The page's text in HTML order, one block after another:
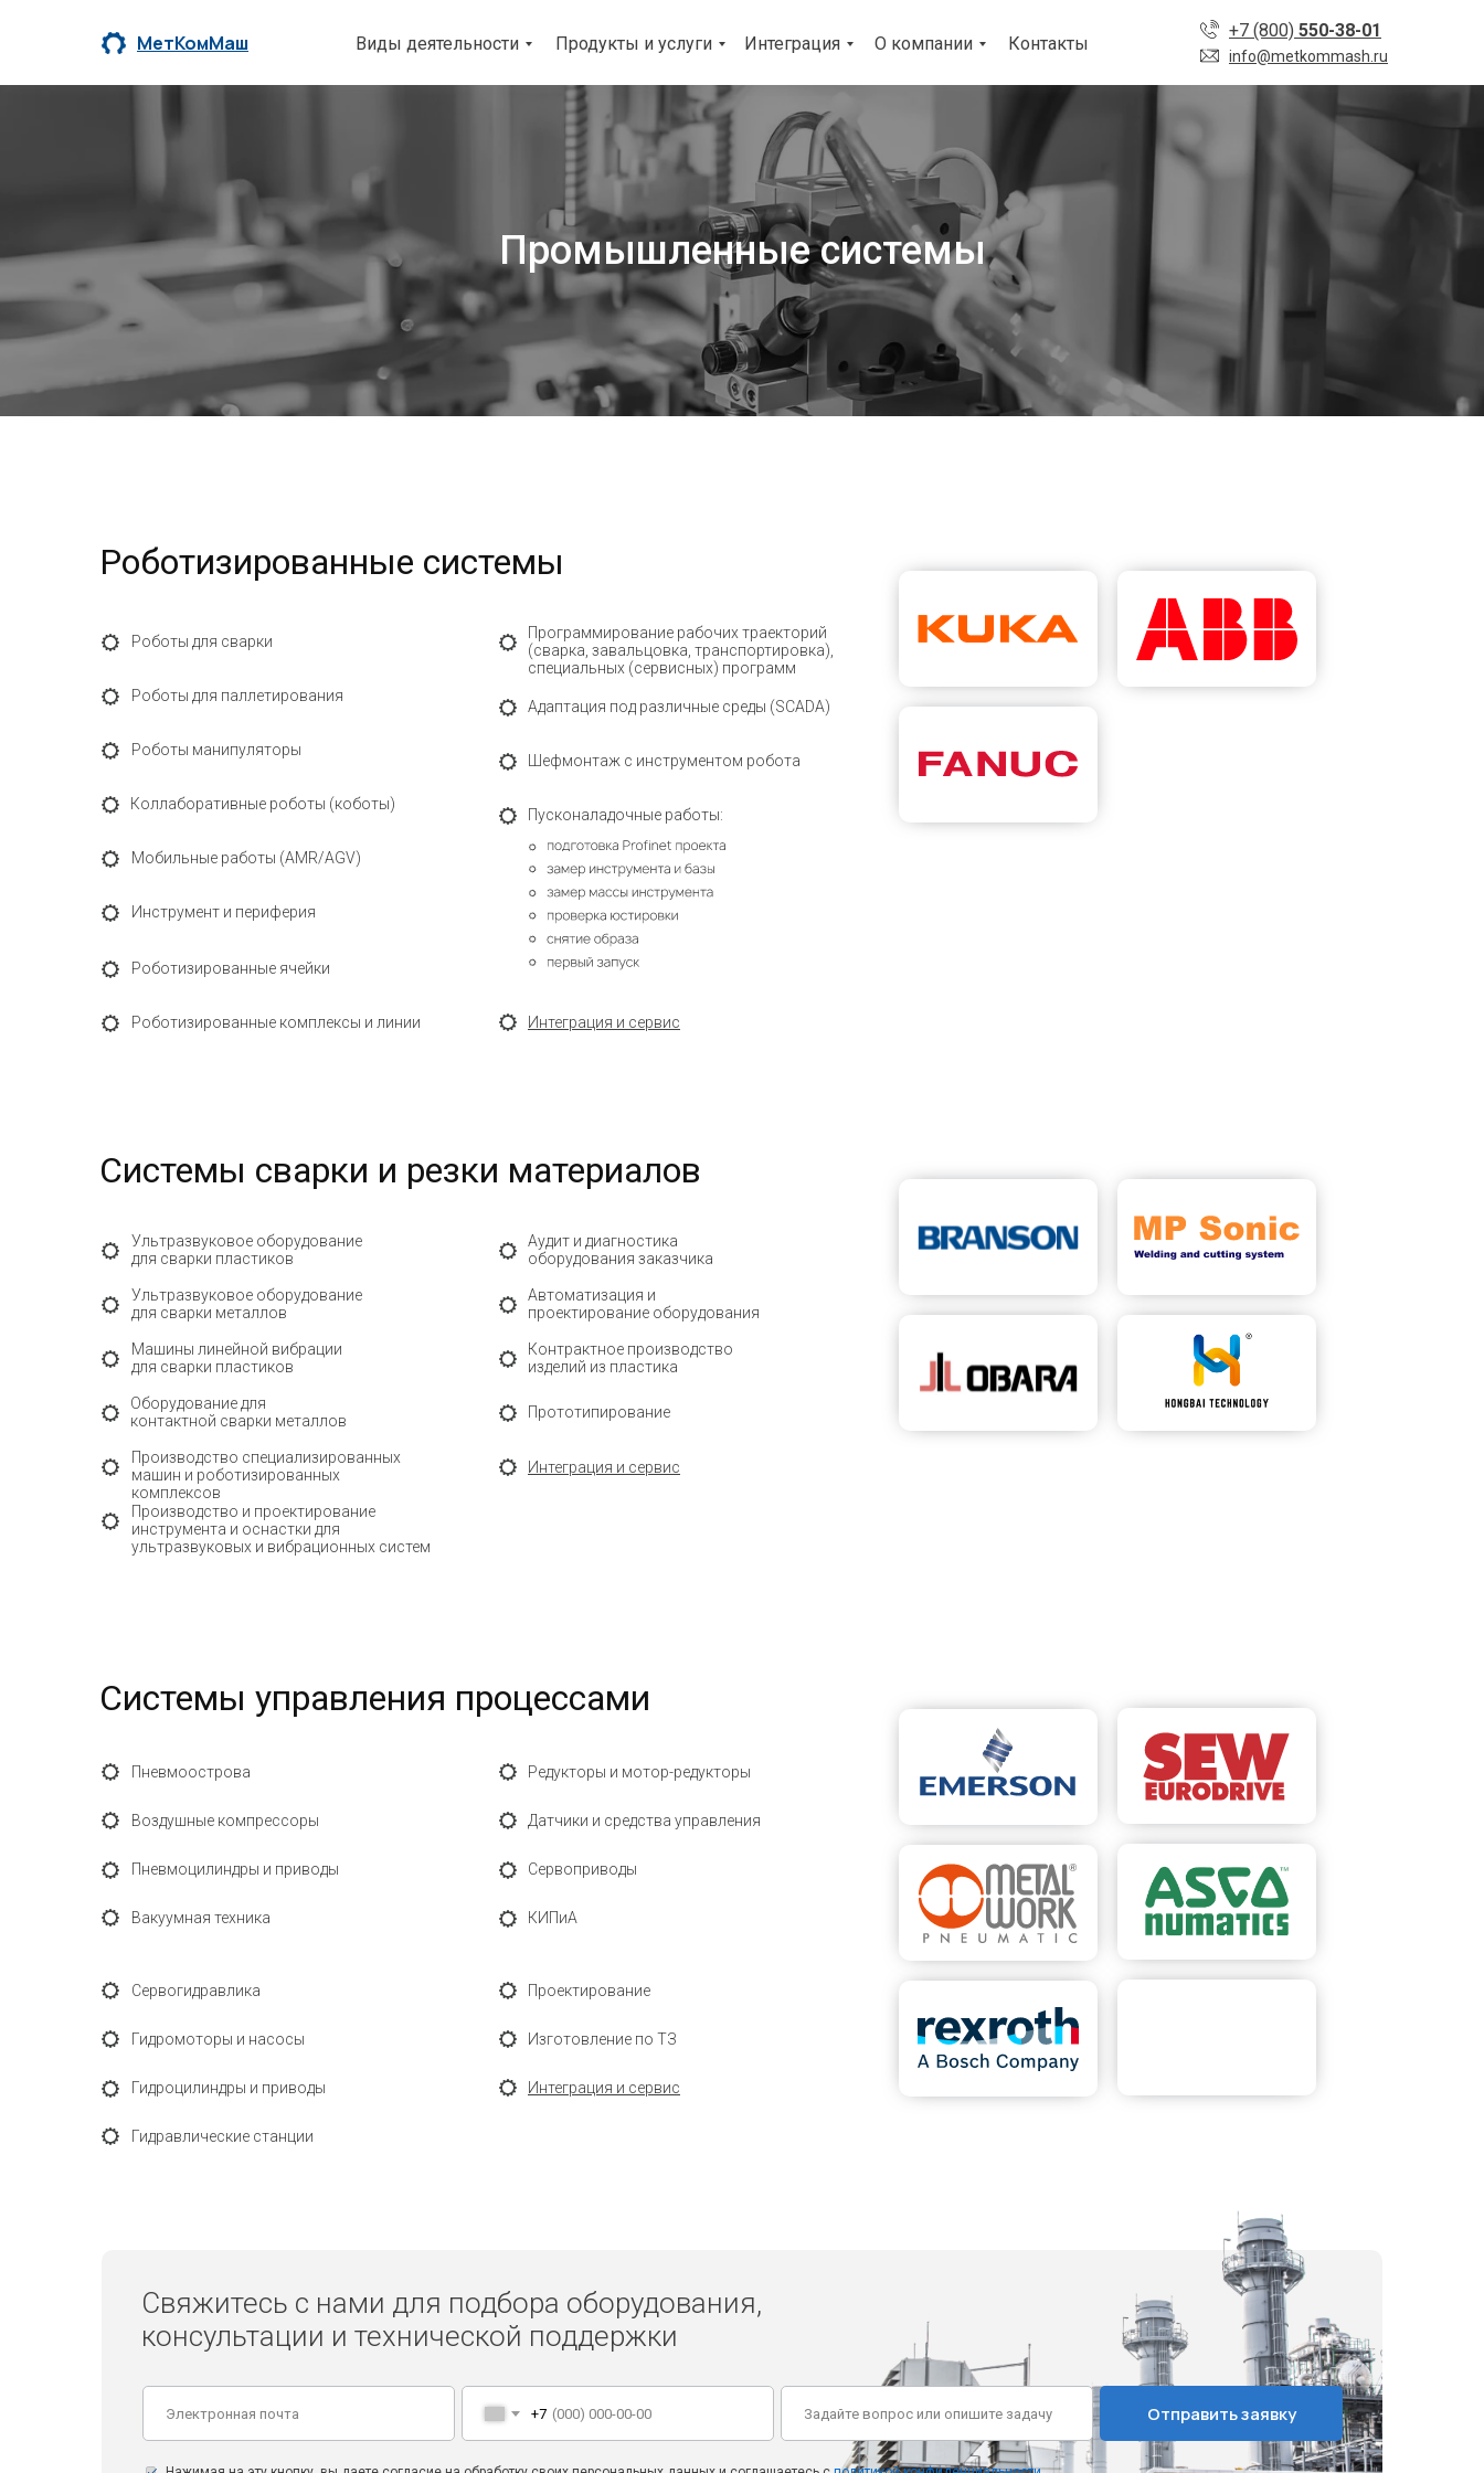
info@metkommash.ru
+7 (800) 550-38-01
МетКомМаш Виды деятельности Продукты и услуги Интеграция О компании Контакты
Промышленные системы
Инструмент и периферия
Роботы для сварки
Роботы для паллетирования
Мобильные работы (AMR/АGV)
Роботы манипуляторы
Коллаборативные роботы (коботы)
Роботизированные системы
Пусконаладочные работы:
Адаптация под различные среды (SCADA)
Программирование рабочих траекторий
(сварка, завальцовка, транспортировка),
специальных (сервисных) программ
Шефмонтаж с инструментом робота
Роботизированные комплексы и линии Интеграция и сервис
Роботизированные ячейки
Производство и проектирование
инструмента и оснастки для
ультразвуковых и вибрационных систем
Ультразвуковое оборудование
для сварки пластиков
Ультразвуковое оборудование
для сварки металлов
Производство специализированных
машин и роботизированных
комплексов
Машины линейной вибрации
для сварки пластиков
Оборудование для
контактной сварки металлов
Системы сварки и резки материалов
Прототипирование
Автоматизация и
проектирование оборудования
Аудит и диагностика
оборудования заказчика
Контрактное производство
изделий из пластика
Интеграция и сервис
Воздушные компрессоры
Пневмоострова
Пневмоцилиндры и приводы
Вакуумная техника
Гидравлические станции
Гидроцилиндры и приводы
Сервогидравлика
Гидромоторы и насосы
Сервоприводы
КИПиА
Редукторы и мотор-редукторы
Датчики и средства управления
Изготовление по ТЗ
Интеграция и сервис
Проектирование
Системы управления процессами
Свяжитесь с нами для подбора оборудования,
консультации и технической поддержки
+7 Отправить заявку